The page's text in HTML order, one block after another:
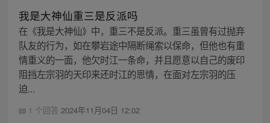
我是大神仙重三是反派吗
在《我是大神仙》中，重三不是反派。重三虽曾有过抛弃
队友的行为，如在攀岩途中隔断绳索以保命，但他也有重
情重义的一面，他欠时江一条命，并且愿意以自己的废印
阻挡左宗羽的天印来还时江的恩情，在面对左宗羽的压
迫...
1 个回答 2024年11月04日 12:02